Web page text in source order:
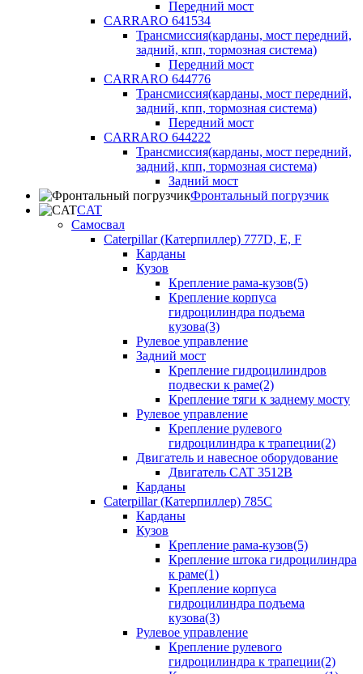
Передний мост
CARRARO 641534
Трансмиссия(карданы, мост передний,
задний, кпп, тормозная система)
Передний мост
CARRARO 644776
Трансмиссия(карданы, мост передний,
задний, кпп, тормозная система)
Передний мост
CARRARO 644222
Трансмиссия(карданы, мост передний,
задний, кпп, тормозная система)
Задний мост
Фронтальный погрузчик
CAT
Самосвал
Caterpillar (Катерпиллер) 777D, E, F
Карданы
Кузов
Крепление рама-кузов(5)
Крепление корпуса
гидроцилиндра подъема
кузова(3)
Рулевое управление
Задний мост
Крепление гидроцилиндров
подвески к раме(2)
Крепление тяги к заднему мосту
Рулевое управление
Крепление рулевого
гидроцилиндра к трапеции(2)
Двигатель и навесное оборудование
Двигатель CAT 3512B
Карданы
Caterpillar (Катерпиллер) 785C
Карданы
Кузов
Крепление рама-кузов(5)
Крепление штока гидроцилиндра
к раме(1)
Крепление корпуса
гидроцилиндра подъема
кузова(3)
Рулевое управление
Крепление рулевого
гидроцилиндра к трапеции(2)